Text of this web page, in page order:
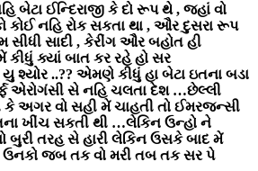
ઈન્દિરાજી કે દો રૂપ થે , જહાં વો
કોઈ નહિ રોક સકતા થા , ઔર દુસરા રૂપ
સાદી , કેરીંગ ઔર બહોત હી
કીધું ક્યાં બાત કર રહે હો સર
શ્યોર ..?? એમણે કીધું હા બેટા ઇતના બડા
એરોગંસી સે નહિ ચલતા દેશ …છેલ્લી
અગર વો સહી મેં ચાહતી તો ઈમરજન્સી
ખીંચ સકતી થી …લેકિન ઉન્હો ને
બુરી તરહ સે હારી લેકિન ઉસકે બાદ મેં
ઉનકો જબ તક વો મરી તબ તક સર પે